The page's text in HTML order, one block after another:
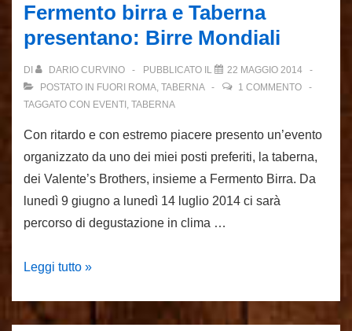
Fermento birra e Taberna
presentano: Birre Mondiali
DI DARIO CURVINO PUBBLICATO IL
22 MAGGIO 2014
POSTATO IN FUORI ROMA, TABERNA
1 COMMENTO
TAGGATO CON EVENTI , TABERNA
Con ritardo e con estremo piacere presento un’evento
organizzato da uno dei miei posti preferiti, la taberna,
dei Valente’s Brothers, insieme a Fermento Birra. Da
lunedì 9 giugno a lunedì 14 luglio 2014 ci sarà
percorso di degustazione in clima …
Fermento
Leggi tutto »